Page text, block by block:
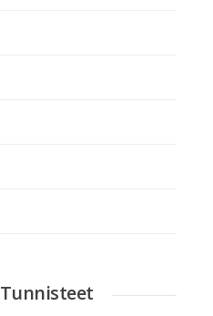
Tunnisteet